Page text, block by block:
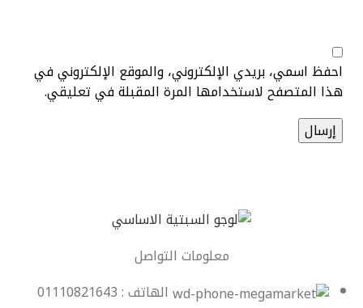
احفظ اسمي، بريدي الإلكتروني، والموقع الإلكتروني في
هذا المتصفح لاستخدامها المرة المقبلة في تعليقي.
معلومات التواصل
الهاتف : 01110821643